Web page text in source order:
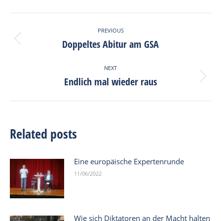
Facebook
X
PinterestLinkedIn
navigation
PREVIOUS
Previous
Doppeltes Abitur am GSA
NEXT
Next
Endlich mal wieder raus
Related posts
Eine europäische Expertenrunde
11/06/2022
Wie sich Diktatoren an der Macht halten